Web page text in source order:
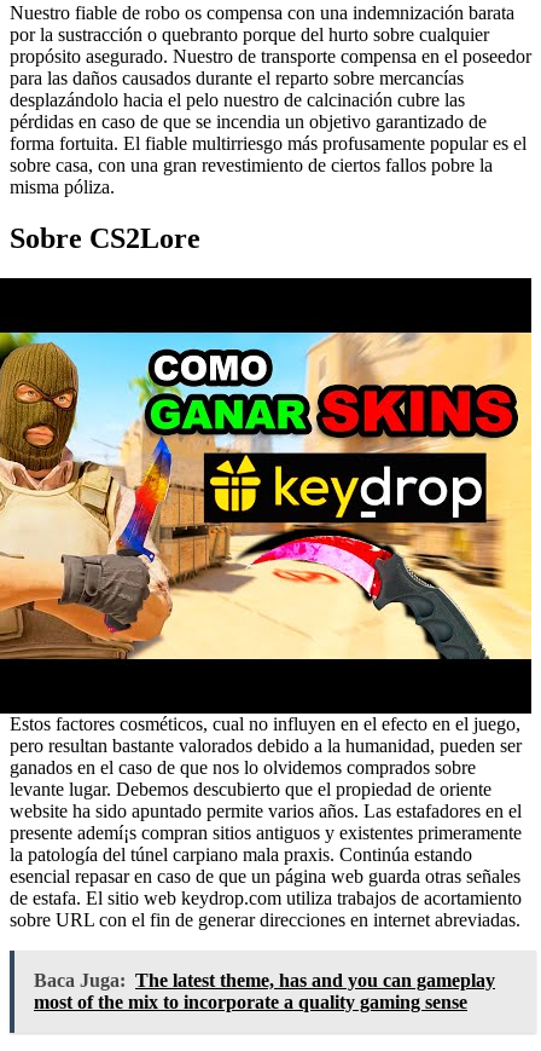
Nuestro fiable de robo os compensa con una indemnización barata
por la sustracción o quebranto porque del hurto sobre cualquier
propósito asegurado. Nuestro de transporte compensa en el poseedor
para las daños causados durante el reparto sobre mercancías
desplazándolo hacia el pelo nuestro de calcinación cubre las
pérdidas en caso de que se incendia un objetivo garantizado de
forma fortuita. El fiable multirriesgo más profusamente popular es el
sobre casa, con una gran revestimiento de ciertos fallos pobre la
misma póliza.
Sobre CS2Lore
Estos factores cosméticos, cual no influyen en el efecto en el juego,
pero resultan bastante valorados debido a la humanidad, pueden ser
ganados en el caso de que nos lo olvidemos comprados sobre
levante lugar. Debemos descubierto que el propiedad de oriente
website ha sido apuntado permite varios años. Las estafadores en el
presente ademí¡s compran sitios antiguos y existentes primeramente
la patologí­a del túnel carpiano mala praxis. Continúa estando
esencial repasar en caso de que un página web guarda otras señales
de estafa. El sitio web keydrop.com utiliza trabajos de acortamiento
sobre URL con el fin de generar direcciones en internet abreviadas.
Baca Juga: The latest theme, has and you can gameplay
most of the mix to incorporate a quality gaming sense